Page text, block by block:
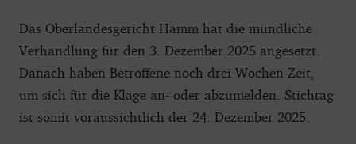
Das Oberlandesgericht Hamm hat die mündliche
Verhandlung für den 3. Dezember 2025 angesetzt.
Danach haben Betroffene noch drei Wochen Zeit,
um sich für die Klage an- oder abzumelden. Stichtag
ist somit voraussichtlich der 24. Dezember 2025.